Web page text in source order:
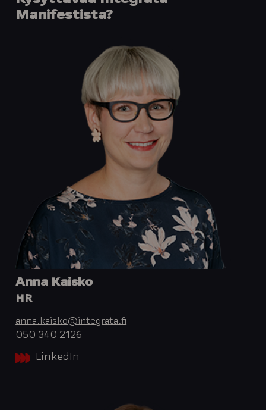
Manifestista?
Anna Kaisko
HR
anna.kaisko@integrata.fi
050 340 2126
LinkedIn